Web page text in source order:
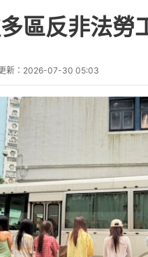
區反非法
新： 2026-07-30 05:03